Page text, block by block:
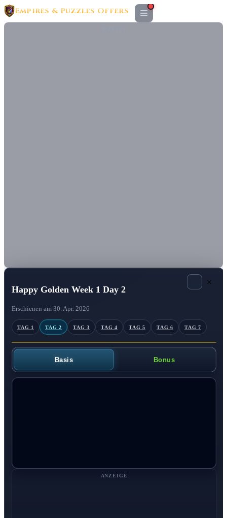
Empires & Puzzles Offers
Happy Golden Week 1 Day 2
Erschienen am 30. Apr. 2026
×
TAG 1 TAG 2 TAG 3 TAG 4 TAG 5 TAG 6 TAG 7
Basis Bonus
ANZEIGE